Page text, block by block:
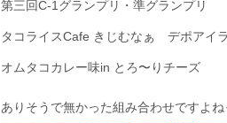
第三回C-1グランプリ・準グランプリ
タコライスCafe きじむなぁ デポアイ
オムタコカレー味in とろ〜りチーズ
ありそうで無かった組み合わせですよ